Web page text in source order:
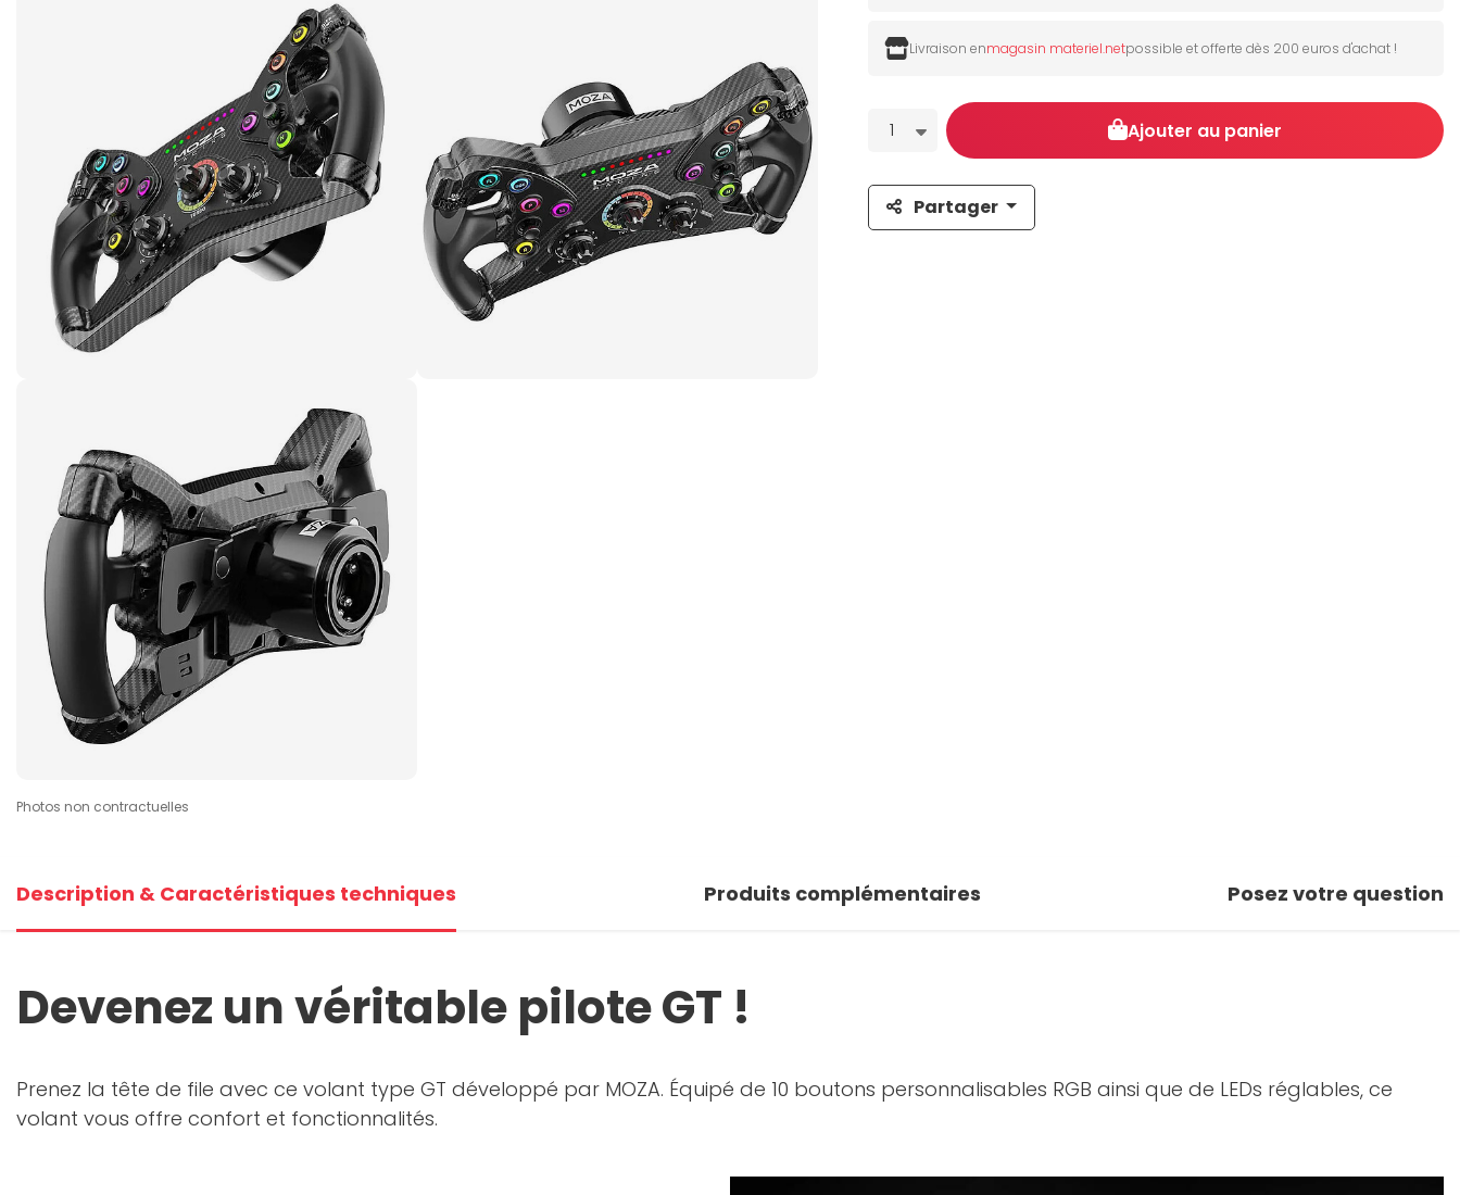
Photos non contractuelles
Livraison enmagasin materiel.netpossible et offerte dès 200 euros d'achat !
Quantité
1 Ajouter au panier
Partager
Description & Caractéristiques techniques Produits complémentaires Posez votre question
Devenez un véritable pilote GT !
Prenez la tête de file avec ce volant type GT développé par MOZA. Équipé de 10 boutons personnalisables RGB ainsi que de LEDs réglables, ce
volant vous offre confort et fonctionnalités.